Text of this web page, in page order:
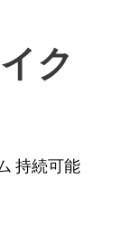
ク
持続可能